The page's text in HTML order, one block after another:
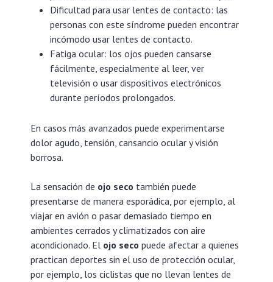
Dificultad para usar lentes de contacto: las
personas con este síndrome pueden encontrar
incómodo usar lentes de contacto.
Fatiga ocular: los ojos pueden cansarse
fácilmente, especialmente al leer, ver
televisión o usar dispositivos electrónicos
durante períodos prolongados.
En casos más avanzados puede experimentarse
dolor agudo, tensión, cansancio ocular y visión
borrosa.
La sensación de ojo seco también puede
presentarse de manera esporádica, por ejemplo, al
viajar en avión o pasar demasiado tiempo en
ambientes cerrados y climatizados con aire
acondicionado. El ojo seco puede afectar a quienes
practican deportes sin el uso de protección ocular,
por ejemplo, los ciclistas que no llevan lentes de